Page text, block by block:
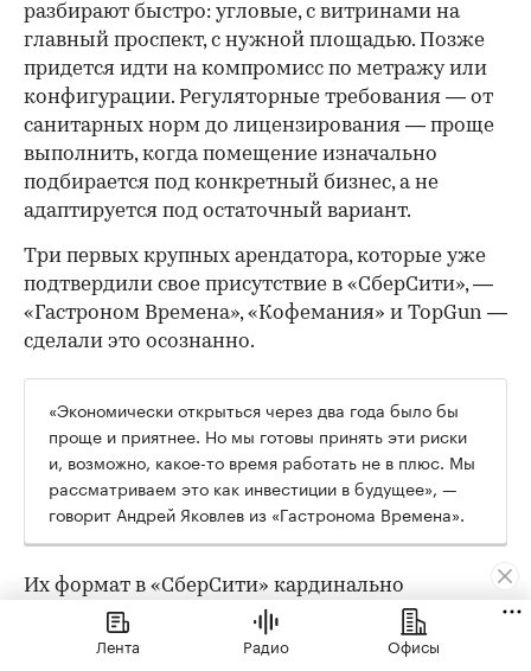
разбирают быстро: угловые, с витринами на
главный проспект, с нужной площадью. Позже
придется идти на компромисс по метражу или
конфигурации. Регуляторные требования — от
санитарных норм до лицензирования — проще
выполнить, когда помещение изначально
подбирается под конкретный бизнес, а не
адаптируется под остаточный вариант.
Три первых крупных арендатора, которые уже
подтвердили свое присутствие в «СберСити», —
«Гастроном Времена», «Кофемания» и TopGun —
сделали это осознанно.
«Экономически открыться через два года было бы
проще и приятнее. Но мы готовы принять эти риски
и, возможно, какое-то время работать не в плюс. Мы
рассматриваем это как инвестиции в будущее», —
говорит Андрей Яковлев из «Гастронома Времена».
Их формат в «СберСити» кардинально
отличается от флагманского: там 2000 кв. м и
трафик с проездной трассы, здесь — 170 кв. м и
Лента Радио Офисы